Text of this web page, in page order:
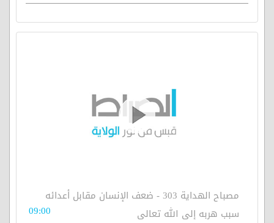
مصباح الهداية 303 - ضعف الإنسان مقابل أعدائه
سبب هربه إلى الله تعالى
09:00